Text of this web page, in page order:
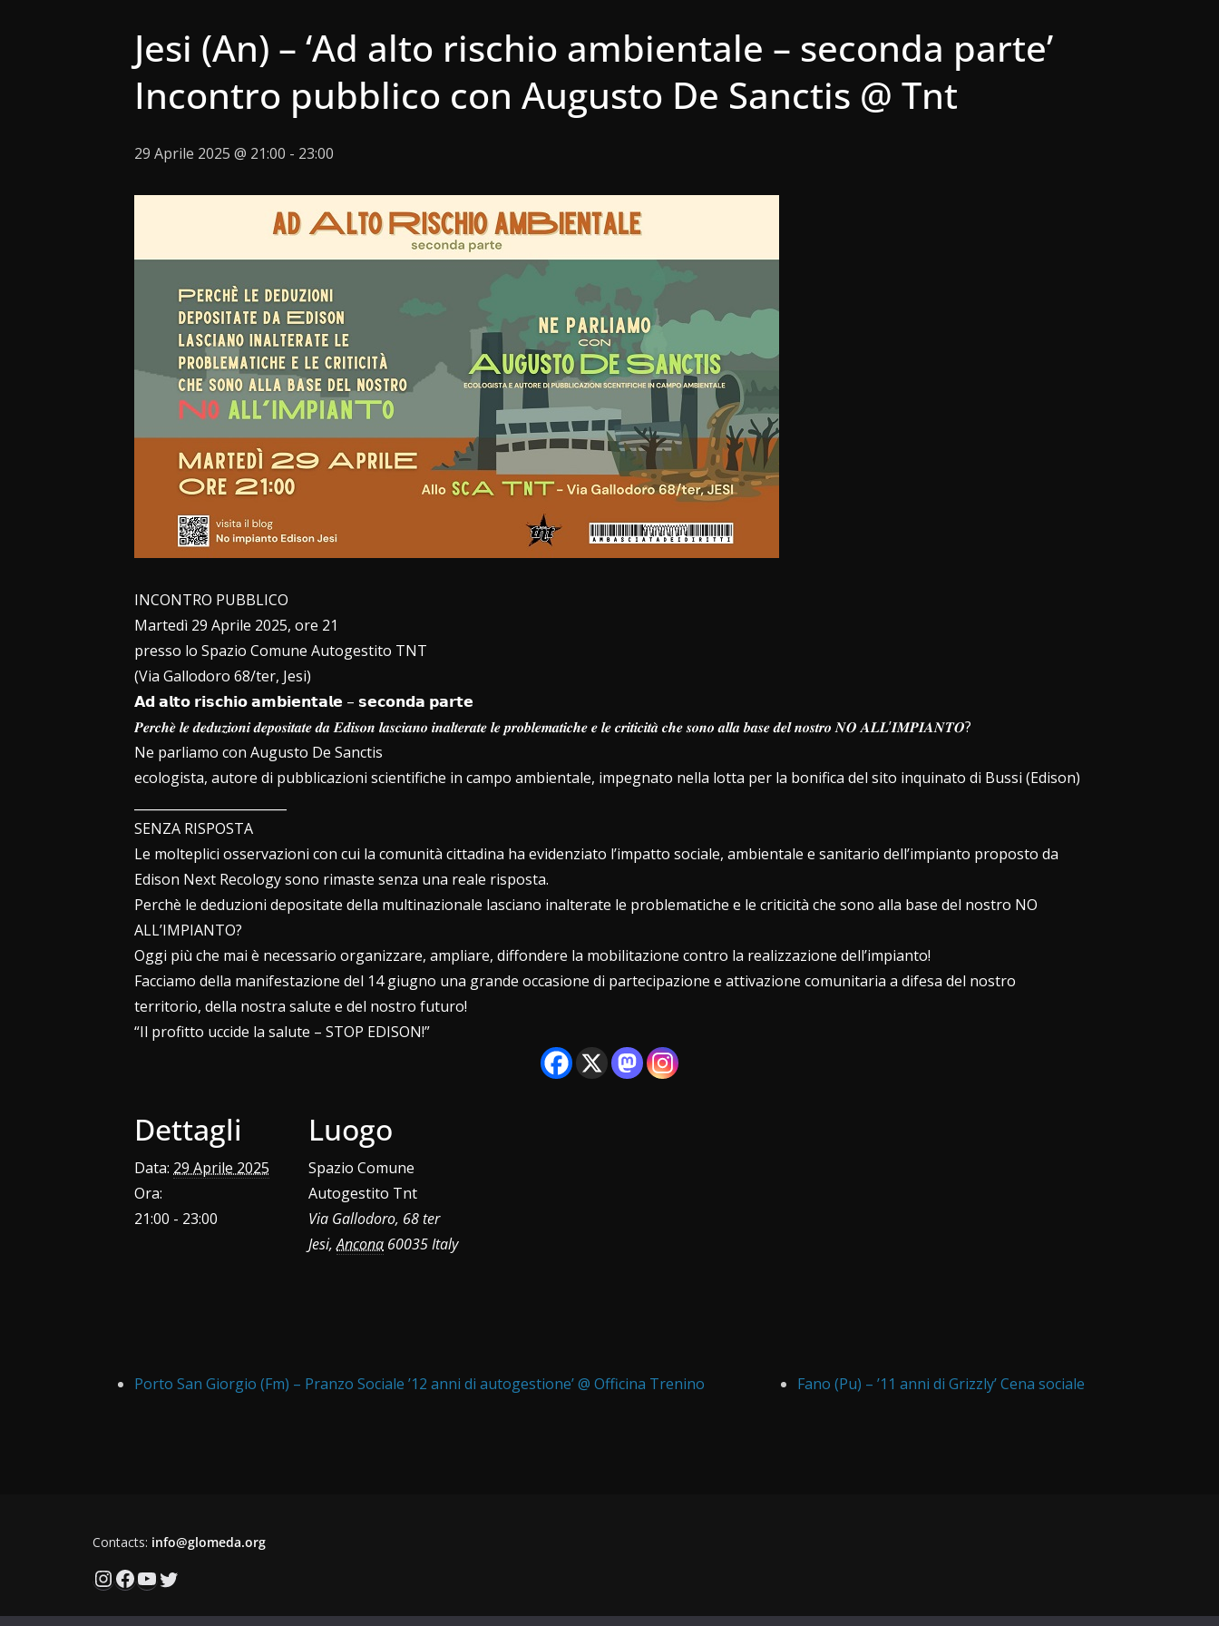
Jesi (An) – ‘Ad alto rischio ambientale – seconda parte’
Incontro pubblico con Augusto De Sanctis @ Tnt
29 Aprile 2025 @ 21:00 - 23:00
INCONTRO PUBBLICO
Martedì 29 Aprile 2025, ore 21
presso lo Spazio Comune Autogestito TNT
(Via Gallodoro 68/ter, Jesi)
𝗔𝗱 𝗮𝗹𝘁𝗼 𝗿𝗶𝘀𝗰𝗵𝗶𝗼 𝗮𝗺𝗯𝗶𝗲𝗻𝘁𝗮𝗹𝗲 – 𝘀𝗲𝗰𝗼𝗻𝗱𝗮 𝗽𝗮𝗿𝘁𝗲
𝑷𝒆𝒓𝒄𝒉𝒆̀ 𝒍𝒆 𝒅𝒆𝒅𝒖𝒛𝒊𝒐𝒏𝒊 𝒅𝒆𝒑𝒐𝒔𝒊𝒕𝒂𝒕𝒆 𝒅𝒂 𝑬𝒅𝒊𝒔𝒐𝒏 𝒍𝒂𝒔𝒄𝒊𝒂𝒏𝒐 𝒊𝒏𝒂𝒍𝒕𝒆𝒓𝒂𝒕𝒆 𝒍𝒆 𝒑𝒓𝒐𝒃𝒍𝒆𝒎𝒂𝒕𝒊𝒄𝒉𝒆 𝒆 𝒍𝒆 𝒄𝒓𝒊𝒕𝒊𝒄𝒊𝒕𝒂̀ 𝒄𝒉𝒆 𝒔𝒐𝒏𝒐 𝒂𝒍𝒍𝒂 𝒃𝒂𝒔𝒆 𝒅𝒆𝒍 𝒏𝒐𝒔𝒕𝒓𝒐 𝑵𝑶 𝑨𝑳𝑳’𝑰𝑴𝑷𝑰𝑨𝑵𝑻𝑶?
Ne parliamo con Augusto De Sanctis
ecologista, autore di pubblicazioni scientifiche in campo ambientale, impegnato nella lotta per la bonifica del sito inquinato di Bussi (Edison)
SENZA RISPOSTA
Le molteplici osservazioni con cui la comunità cittadina ha evidenziato l’impatto sociale, ambientale e sanitario dell’impianto proposto da
Edison Next Recology sono rimaste senza una reale risposta.
Perchè le deduzioni depositate della multinazionale lasciano inalterate le problematiche e le criticità che sono alla base del nostro NO
ALL’IMPIANTO?
Oggi più che mai è necessario organizzare, ampliare, diffondere la mobilitazione contro la realizzazione dell’impianto!
Facciamo della manifestazione del 14 giugno una grande occasione di partecipazione e attivazione comunitaria a difesa del nostro
territorio, della nostra salute e del nostro futuro!
“Il profitto uccide la salute – STOP EDISON!”
Dettagli
Data: 29 Aprile 2025
Ora:
21:00 - 23:00
Luogo
Spazio Comune
Autogestito Tnt
Via Gallodoro, 68 ter
Jesi, Ancona 60035Italy
Porto San Giorgio (Fm) – Pranzo Sociale ’12 anni di autogestione’ @ Officina Trenino Fano (Pu) – ’11 anni di Grizzly’ Cena sociale
Contacts: info@glomeda.org
Instagram
Facebook
YouTube
Twitter